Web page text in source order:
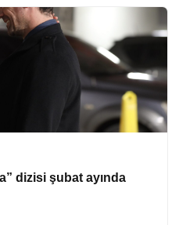
dizisi şubat ayında